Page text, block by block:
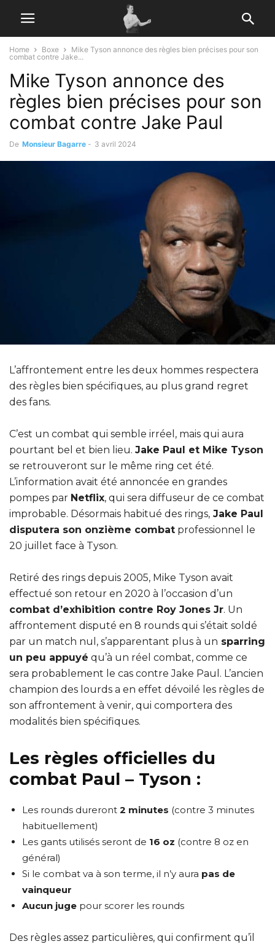
Home Boxe
Mike Tyson annonce des règles bien précises pour son
combat contre Jake...
Mike Tyson annonce des
règles bien précises pour son
combat contre Jake Paul
De Monsieur Bagarre - 3 avril 2024
L’affrontement entre les deux hommes respectera
des règles bien spécifiques, au plus grand regret
des fans.
C’est un combat qui semble irréel, mais qui aura
pourtant bel et bien lieu. Jake Paul et Mike Tyson
se retrouveront sur le même ring cet été.
L’information avait été annoncée en grandes
pompes par Netflix, qui sera diffuseur de ce combat
improbable. Désormais habitué des rings, Jake Paul
disputera son onzième combat professionnel le
20 juillet face à Tyson.
Retiré des rings depuis 2005, Mike Tyson avait
effectué son retour en 2020 à l’occasion d’un
combat d’exhibition contre Roy Jones Jr. Un
affrontement disputé en 8 rounds qui s’était soldé
par un match nul, s’apparentant plus à un sparring
un peu appuyé qu’à un réel combat, comme ce
sera probablement le cas contre Jake Paul. L’ancien
champion des lourds a en effet dévoilé les règles de
son affrontement à venir, qui comportera des
modalités bien spécifiques.
Les règles officielles du
combat Paul – Tyson :
Les rounds dureront 2 minutes (contre 3 minutes
habituellement)
Les gants utilisés seront de 16 oz (contre 8 oz en
général)
Si le combat va à son terme, il n’y aura pas de
vainqueur
Aucun juge pour scorer les rounds
Des règles assez particulières, qui confirment qu’il